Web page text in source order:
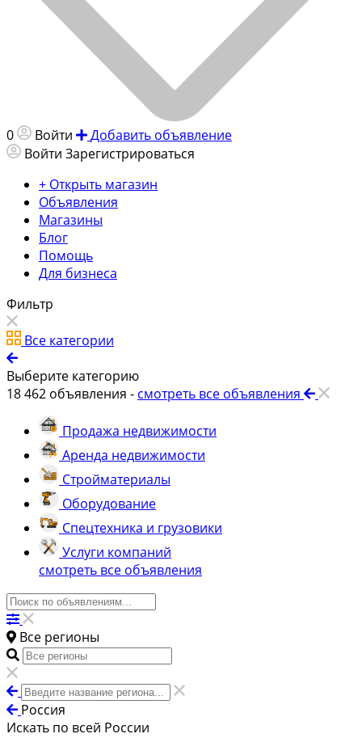
0 Войти
Добавить объявление
Войти Зарегистрироваться
+ Открыть магазин
Объявления
Магазины
Блог
Помощь
Для бизнеса
Фильтр
Все категории
Выберите категорию
18 462 объявления - смотреть все объявления
Продажа недвижимости
Аренда недвижимости
Стройматериалы
Оборудование
Спецтехника и грузовики
Услуги компаний
смотреть все объявления
Все регионы
Россия
Искать по всей России